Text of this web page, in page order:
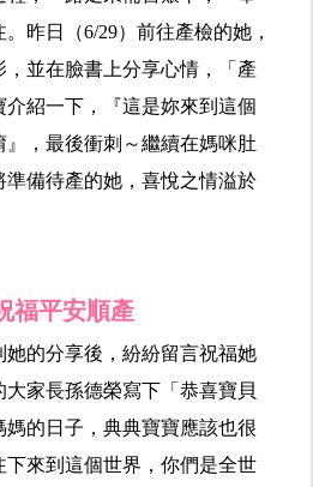
昨日（6/29）前往產檢的她，
，並在臉書上分享心情，「產
紹一下，『這是妳來到這個
，最後衝刺～繼續在媽咪肚
準備待產的她，喜悅之情溢於
福平安順產
她的分享後，紛紛留言祝福她
家長孫德榮寫下「恭喜寶貝
的日子，典典寶寶應該也很
下來到這個世界，你們是全世